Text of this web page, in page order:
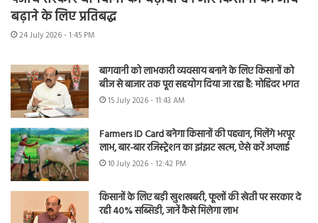
बढ़ाने के लिए प्रतिबद्ध
24 July 2026 - 1:45 PM
बागवानी को लाभकारी व्यवसाय बनाने के लिए किसानों को
बीज से बाजार तक पूरा सहयोग दिया जा रहा है: मोहिंदर भगत
15 July 2026 - 11:43 AM
Farmers ID Card बनेगा किसानों की पहचान, मिलेंगे भरपूर
लाभ, बार-बार रजिस्ट्रेशन का झंझट खत्म, ऐसे करें अप्लाई
10 July 2026 - 12:42 PM
किसानों के लिए बड़ी खुशखबरी, फूलों की खेती पर सरकार दे
रही 40% सब्सिडी, जानें कैसे मिलेगा लाभ